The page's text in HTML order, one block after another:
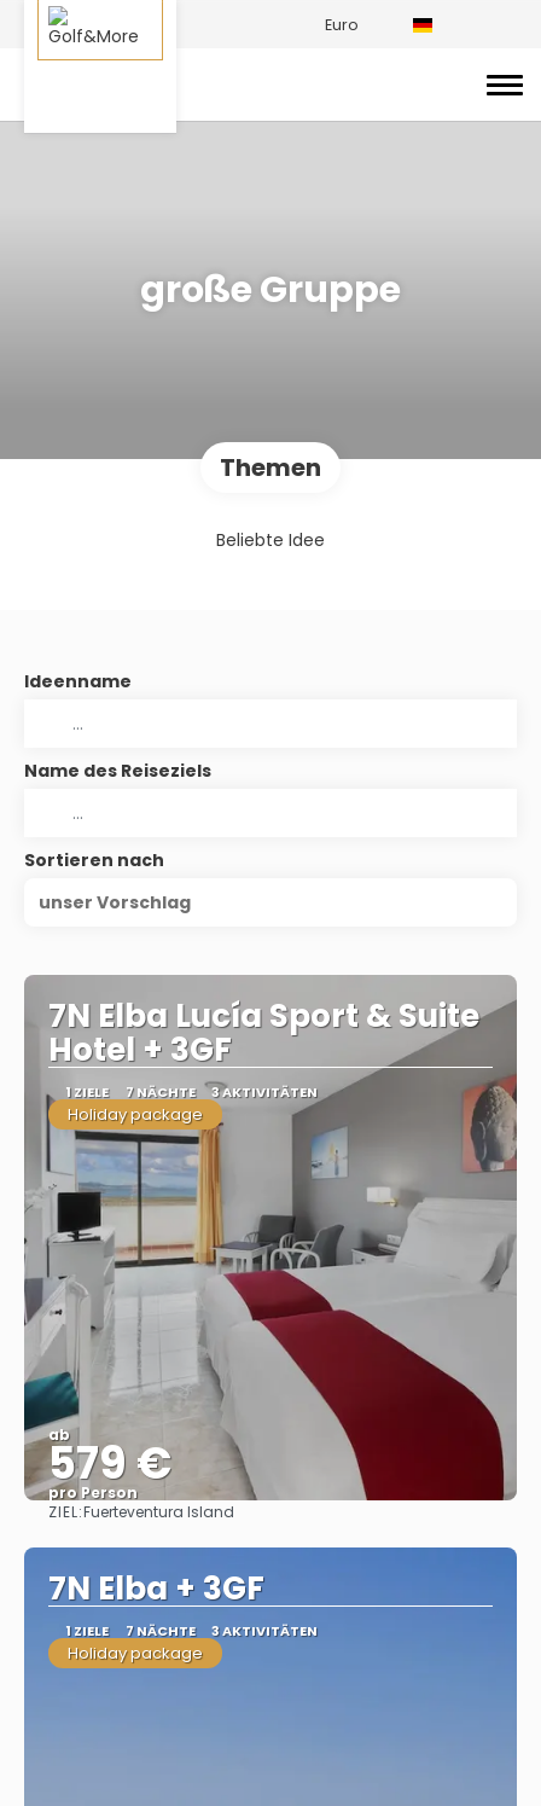
Euro
große Gruppe
Themen
Beliebte Idee
Ideenname
Name des Reiseziels
Sortieren nach
unser Vorschlag
7N Elba Lucía Sport & Suite
Hotel + 3GF
1 ZIELE 7 NÄCHTE 3 AKTIVITÄTEN
Holiday package
ab
579 €
pro Person
ZIEL:Fuerteventura Island
7N Elba + 3GF
1 ZIELE 7 NÄCHTE 3 AKTIVITÄTEN
Holiday package